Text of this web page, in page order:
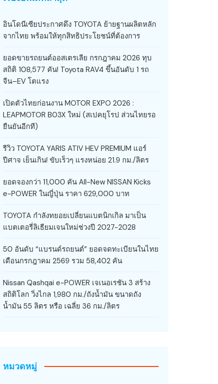
อินโดนีเซียประกาศดึง TOYOTA ย้ายฐานผลิตหลัก
จากไทย พร้อมให้ทุกสิทธิประโยชน์ที่ต้องการ
ยอดขายรถยนต์ออสเตรเลีย กรกฎาคม 2026 ทุบ
สถิติ 108,577 คัน! Toyota RAV4 ขึ้นอันดับ 1 รถ
จีน–EV โตแรง
เปิดตัวไทยก่อนงาน MOTOR EXPO 2026 :
LEAPMOTOR B03X ใหม่ (สเปคยุโรป ส่วนไทยรอ
ยืนยันอีกที)
รีวิว TOYOTA YARIS ATIV HEV PREMIUM แอร์
ปีศาจ เย็นเกิน! ขับเร็วๆ แรงหน่อย 21.9 กม./ลิตร
ยอดจองกว่า 11,000 คัน All-New NISSAN Kicks
e-POWER ในญี่ปุ่น ราคา 629,000 บาท
TOYOTA กำลังทยอยเปลี่ยนแบตนิกเกิล มาเป็น
แบตเตอรี่ลิเธียมเจนใหม่ช่วงปี 2027-2028
50 อันดับ “แบรนด์รถยนต์” ยอดจดทะเบียนในไทย
เดือนกรกฎาคม 2569 รวม 58,402 คัน
Nissan Qashqai e-POWER เจเนอเรชัน 3 สร้าง
สถิติโลก วิ่งไกล 1,980 กม./ถังน้ำมัน ขนาดถัง
น้ำมัน 55 ลิตร หรือ เฉลี่ย 36 กม./ลิตร
หมวดหมู่